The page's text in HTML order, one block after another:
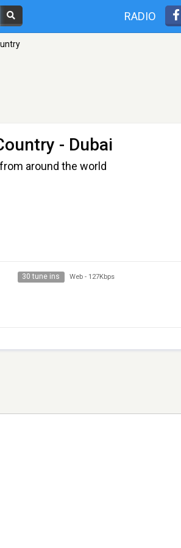
RADIO
- Dubai
around the world
30 tune ins Web - 127Kbps